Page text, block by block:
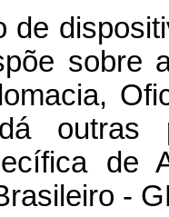
de
sobre
outras
de
-